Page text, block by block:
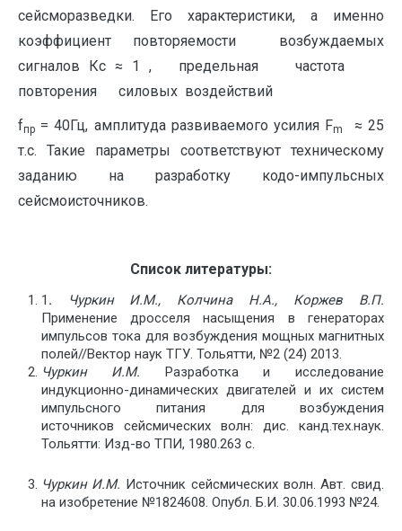
сейсморазведки. Его характеристики, а именно
коэффициент повторяемости возбуждаемых
сигналов Кс ≈ 1 , предельная частота
повторения силовых воздействий
fпр = 40Гц, амплитуда развиваемого усилия Fm
≈ 25
т.с. Такие параметры соответствуют техническому
заданию на разработку кодо-импульсных
сейсмоисточников.
Список литературы:
1 .
Чуркин И.М., Колчина Н.А., Коржев В.П.
Применение дросселя насыщения в генераторах
импульсов тока для возбуждения мощных магнитных
полей//Вектор наук ТГУ. Тольятти, №2 (24) 2013.
Чуркин И.М. Разработка и исследование
индукционно-динамических двигателей и их систем
импульсного питания для возбуждения
источников сейсмических волн: дис. канд.тех.наук.
Тольятти: Изд-во ТПИ, 1980.263 с.
Чуркин И.М. Источник сейсмических волн. Авт. свид.
на изобретение №1824608. Опубл. Б.И. 30.06.1993 №24.